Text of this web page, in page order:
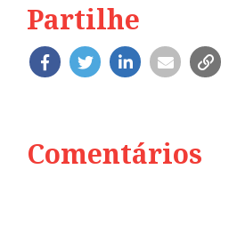
Partilhe
Comentários